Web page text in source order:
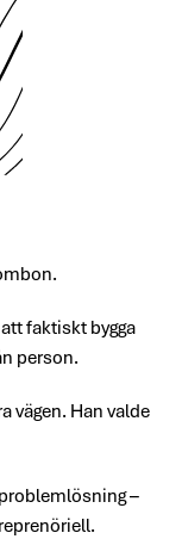
faktiskt bygga
person.
vägen. Han valde
–